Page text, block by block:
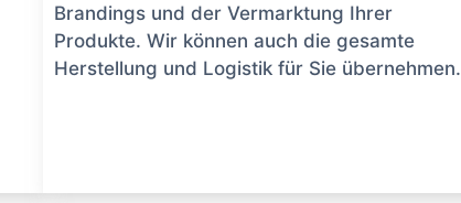
Brandings und der Vermarktung Ihrer
Produkte. Wir können auch die gesamte
Herstellung und Logistik für Sie übernehmen.